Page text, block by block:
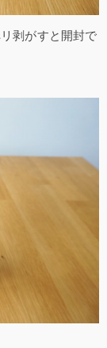
剥がすと開封で